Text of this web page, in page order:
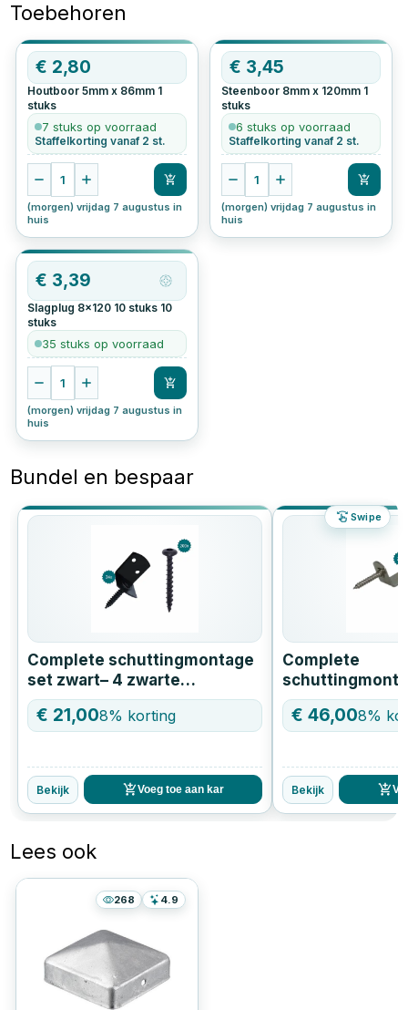
Toebehoren
€ 2,80
Houtboor 5mm x 86mm 1
stuks
7 stuks op voorraad
Staffelkorting vanaf 2 st.
1
(morgen) vrijdag 7 augustus in
huis
€ 3,45
Steenboor 8mm x 120mm 1
stuks
6 stuks op voorraad
Staffelkorting vanaf 2 st.
1
(morgen) vrijdag 7 augustus in
huis
€ 3,39
Slagplug 8x120 10 stuks 10
stuks
35 stuks op voorraad
1
(morgen) vrijdag 7 augustus in
huis
Bundel en bespaar
Swipe
Complete schuttingmontage
set zwart– 4 zwarte
vlechtschermsteunen +
Woodies Outdoor Blackline
€ 21,008% korting
Bekijk Voeg toe aan kar
Complete
RVS
RVS
€46,008%
Bekijk
Lees ook
268 4.9